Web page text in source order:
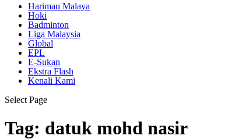
Harimau Malaya
Hoki
Badminton
Liga Malaysia
Global
EPL
E-Sukan
Ekstra Flash
Kenali Kami
Select Page
Tag: datuk mohd nasir